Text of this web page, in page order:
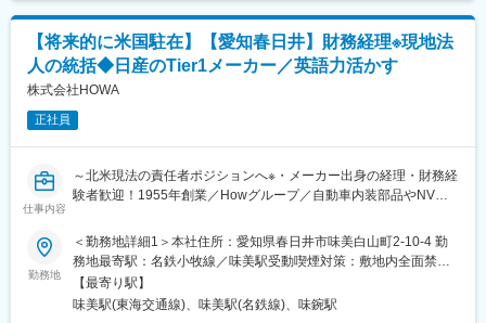
・将来は海外で働きたいが、まずは国内で実力を磨きたい方
・経理の専門性だけでなく、経営に近い視点を身につけたい方
・安定した企業基盤のもと、長期的なキャリアを描きたい方
■働き方
・年休129日
・福利厚生や研修制度が充実
・社宅・独身寮あり、福利厚生充実
変更の範囲：募集の時点で想定なし
・海外子会社からの決算情報収集（四半期に1回のオンライン英語
会議、日々英語でのメールのやり取りがあります。）
・海外子会社の海外往査立会い（不定期）
※本社で実務を経験いただき、将来的には海外出張や駐在の可能性
があります。
海外：2回／年
https://www.yokogawa.co.jp/recruit/careers
■オフィス OFFICE TOUR
https://www.yokogawa.co.jp/recruit/careers/environment/
company02
■talentbook 横河電機株式会社 | ロールモデル就活・転職サイト
【将来的に米国駐在】【愛知春日井】財務経理※現地法
人の統括◆日産のTier1メーカー／英語力活かす
株式会社HOWA
正社員
仕事内容
～北米現法の責任者ポジションへ※・メーカー出身の経理・財務経
験者歓迎！1955年創業／Howグループ／自動車内装部品やNV部
つグローバル企業／退職金制度あり～
■業務内容：
ご入社後2年程度、本社の海外企画部にて、海外事業、海外現法の
管理業務を
勤務地
＜勤務地詳細1＞本社住所：愛知県春日井市味美白山町2-10-4 勤
務地最寄駅：名鉄小牧線／味美駅受動喫煙対策：敷地内全面禁煙
＜勤務地詳細2＞北米現地法人（ケンタッキー州）住所：海外 受
動喫煙対策：屋内全面禁煙変更の範囲：会社の定める事業所
【最寄り駅】
味美駅(東海交通線)、味美駅(名鉄線)、味鋺駅